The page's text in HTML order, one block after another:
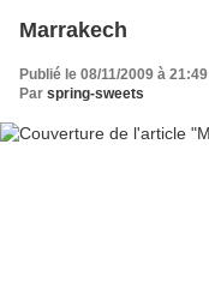
Marrakech
Publié le 08/11/2009 à 21:49
Par spring-sweets